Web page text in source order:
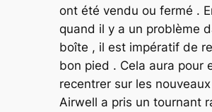
ont été vendu ou fermé .
quand il y a un problème
boîte , il est impératif de
bon pied . Cela aura pour
recentrer sur les
Airwell a pris un tournant